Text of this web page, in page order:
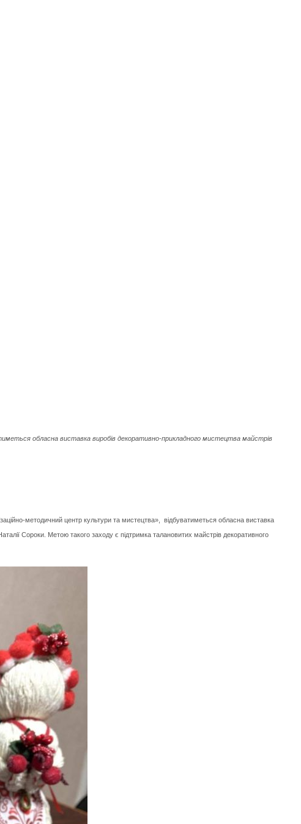
обласна виставка виробів декоративно-прикладного мистецтва майстрів
методичний центр культури та мистецтва», відбуватиметься обласна виставка
Сороки. Метою такого заходу є підтримка талановитих майстрів декоративного